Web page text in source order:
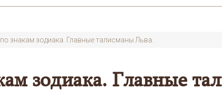
знакам зодиака. Главные талисманы Льва.
зодиака. Главные